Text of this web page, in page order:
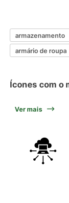
armazenamento
armário de roupa
Ícones com o
Ver mais